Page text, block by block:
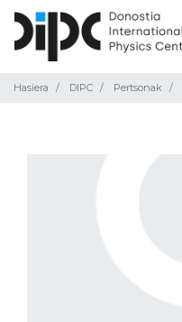
Hasiera DIPC Pertsonak